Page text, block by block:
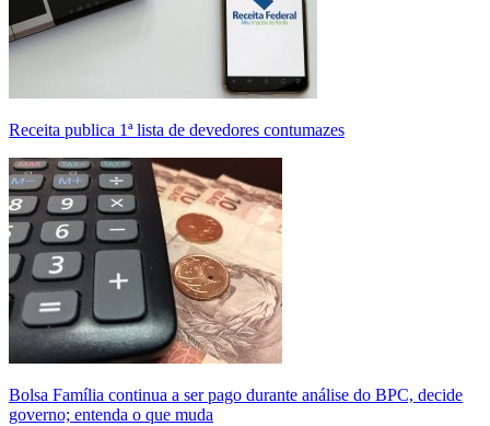
Receita publica 1ª lista de devedores contumazes
Bolsa Família continua a ser pago durante análise do BPC, decide
governo; entenda o que muda